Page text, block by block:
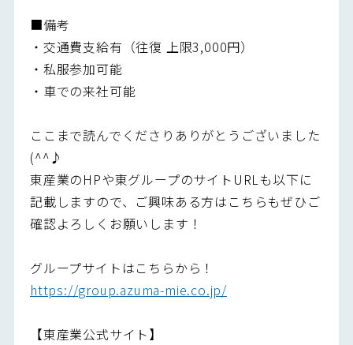
■備考
・交通費支給有（往復 上限3,000円）
・私服参加可能
・車での来社可能
ここまで読んでくださりありがとうございました
(^^♪
東産業のHPや東グループのサイトURLも以下に
記載しますので、ご興味ある方はこちらもぜひご
確認よろしくお願いします！
グループサイトはこちらから！
https://group.azuma-mie.co.jp/
【東産業公式サイト】